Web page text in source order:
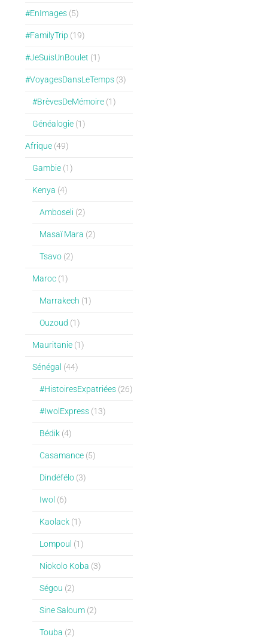
#EnImages(5)
#FamilyTrip (19)
#JeSuisUnBoulet (1)
#VoyagesDansLeTemps(3)
#BrèvesDeMémoire(1)
Généalogie(1)
Afrique(49)
Gambie(1)
Kenya (4)
Amboseli (2)
Masaï Mara (2)
Tsavo(2)
Maroc(1)
Marrakech (1)
Ouzoud (1)
Mauritanie(1)
Sénégal (44)
#HistoiresExpatriées(26)
#IwolExpress(13)
Bédik(4)
Casamance(5)
Dindéfélo(3)
Iwol (6)
Kaolack(1)
Lompoul (1)
Niokolo Koba (3)
Ségou (2)
Sine Saloum(2)
Touba (2)